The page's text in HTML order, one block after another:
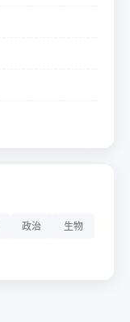
政治 生物